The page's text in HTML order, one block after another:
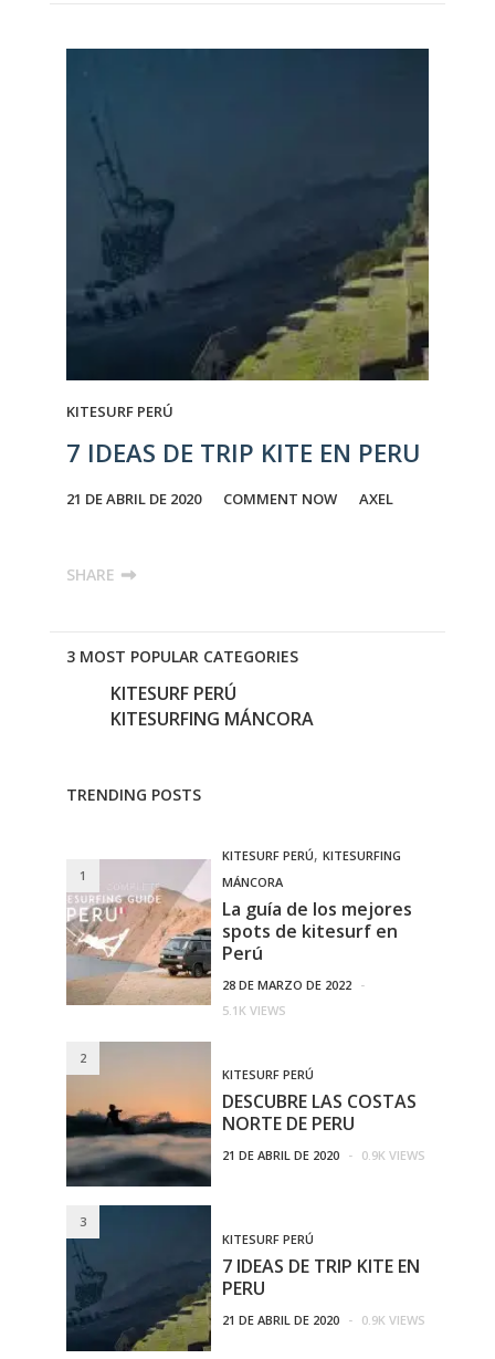
KITESURF PERÚ
7 IDEAS DE TRIP KITE EN PERU
21 DE ABRIL DE 2020 COMMENT NOW AXEL
SHARE
3 MOST POPULAR CATEGORIES
KITESURF PERÚ
KITESURFING MÁNCORA
TRENDING POSTS
1
KITESURF PERÚ,KITESURFING
MÁNCORA
La guía de los mejores
spots de kitesurf en
Perú
28 DE MARZO DE 2022 -
5.1K VIEWS
2
KITESURF PERÚ
DESCUBRE LAS COSTAS
NORTE DE PERU
21 DE ABRIL DE 2020 - 0.9K VIEWS
3
KITESURF PERÚ
7 IDEAS DE TRIP KITE EN
PERU
21 DE ABRIL DE 2020 - 0.9K VIEWS